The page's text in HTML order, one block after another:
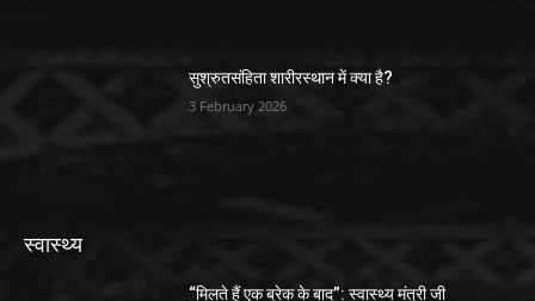
सुश्रुतसंहिता शारीरस्थान में क्या है?
3 February 2026
स्वास्थ्य
“मिलते हैं एक ब्रेक के बाद”: स्वास्थ्य मंत्री जी